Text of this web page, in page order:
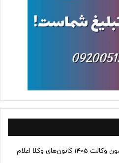
زمان قطعی و رسمی برگزاری آزمون وکالت 1405 کانون‌های وکلا اعلام